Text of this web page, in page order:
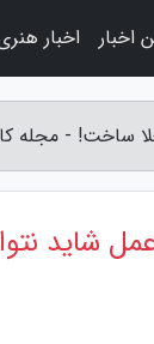
شاید
اخبار اخبار